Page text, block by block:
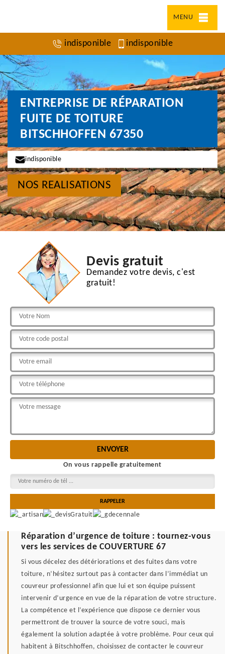
MENU
indisponible indisponible
ENTREPRISE DE RÉPARATION
FUITE DE TOITURE
BITSCHHOFFEN 67350
indisponible
NOS REALISATIONS
Devis gratuit
Demandez votre devis, c'est
gratuit!
On vous rappelle gratuitement
Réparation d’urgence de toiture : tournez-vous
vers les services de COUVERTURE 67
Si vous décelez des détériorations et des fuites dans votre
toiture, n’hésitez surtout pas à contacter dans l’immédiat un
couvreur professionnel afin que lui et son équipe puissent
intervenir d’urgence en vue de la réparation de votre structure.
La compétence et l’expérience que dispose ce dernier vous
permettront de trouver la source de votre souci, mais
également la solution adaptée à votre problème. Pour ceux qui
habitent à Bitschhoffen, choisissez de contacter le couvreur